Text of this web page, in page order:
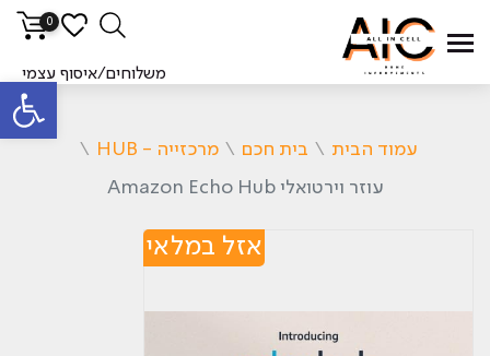
פתח
0
משלוחים/איסוף עצמי
עמוד הבית \ בית חכם \ מרכזייה - HUB
\
עוזר וירטואלי Amazon Echo Hub
אזל במלאי